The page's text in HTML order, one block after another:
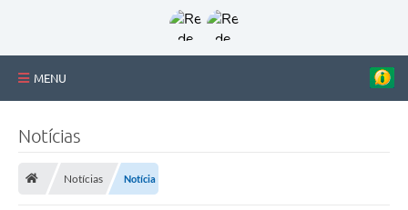
MENU
Notícias
Notícias Notícia